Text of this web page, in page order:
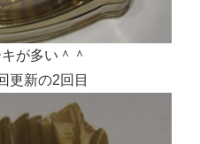
が多い＾＾
更新の2回目